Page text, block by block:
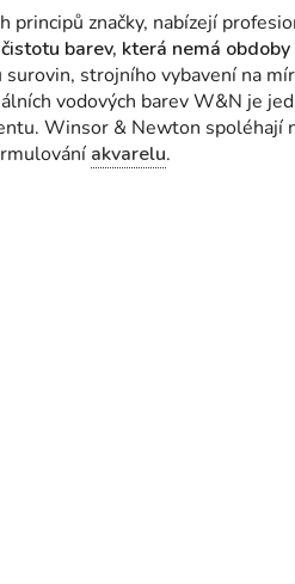
principů značky, nabízejí
barev, která nemá obdoby
strojního vybavení na
vodových barev W&N je
Winsor & Newton spoléhají
akvarelu.